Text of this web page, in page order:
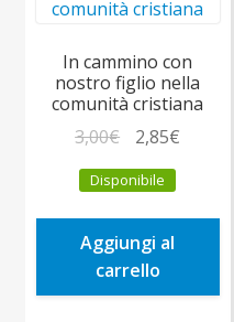
In cammino con
nostro figlio nella
comunità cristiana
3,00€
prezzo
originale
era:
3,00€.
2,85€
è:
Disponibile
Aggiungi al
carrello